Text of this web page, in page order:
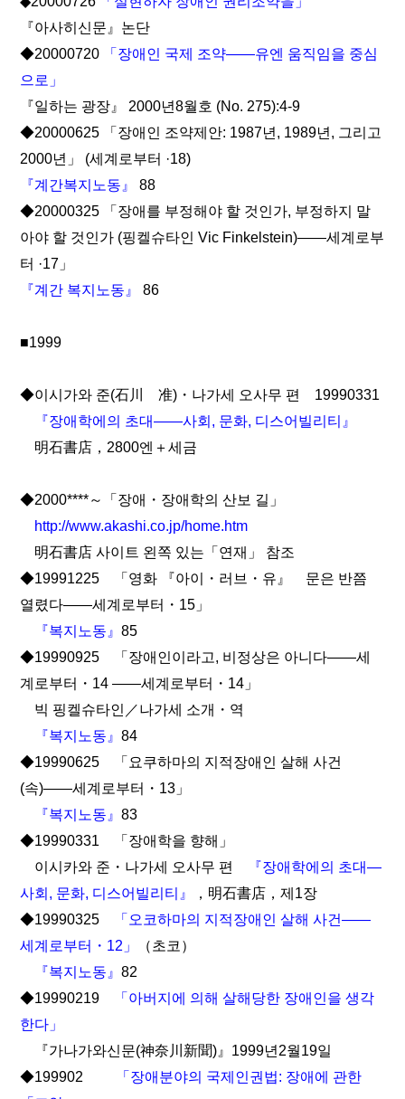
『아사히신문』논단
◆20000720
「장애인 국제 조약――유엔 움직임을 중심
으로」
『일하는 광장』 2000년8월호 (No. 275):4-9
◆20000625 「장애인 조약제안: 1987년, 1989년, 그리고
2000년」 (세계로부터 ·18)
『계간복지노동』88
◆20000325 「장애를 부정해야 할 것인가, 부정하지 말
아야 할 것인가 (핑켈슈타인 Vic Finkelstein)――세계로부
터 ·17」
『계간 복지노동』86
■1999
◆이시가와 준(石川 准)・나가세 오사무 편 19990331
『장애학에의 초대――사회, 문화, 디스어빌리티』
明石書店，2800엔＋세금
◆2000****～「장애・장애학의 산보 길」
http://www.akashi.co.jp/home.htm
明石書店 사이트 왼쪽 있는「연재」 참조
◆19991225 「영화 『아이・러브・유』 문은 반쯤
열렸다――세계로부터・15」
『복지노동』85
◆19990925 「장애인이라고, 비정상은 아니다――세
계로부터・14 ――세계로부터・14」
빅 핑켈슈타인／나가세 소개・역
『복지노동』84
◆19990625 「요쿠하마의 지적장애인 살해 사건
(속)――세계로부터・13」
『복지노동』83
◆19990331 「장애학을 향해」
이시카와 준・나가세 오사무 편
『장애학에의 초대―
사회, 문화, 디스어빌리티』
，明石書店，제1장
◆19990325
「오코하마의 지적장애인 살해 사건――
세계로부터・12」
（초코）
『복지노동』82
◆19990219
「아버지에 의해 살해당한 장애인을 생각
한다」
『가나가와신문(神奈川新聞)』1999년2월19일
◆199902
「장애분야의 국제인권법: 장애에 관한